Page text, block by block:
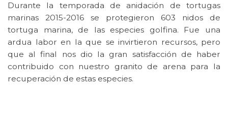
Durante la temporada de anidación de tortugas
marinas 2015-2016 se protegieron 603 nidos de
tortuga marina, de las especies golfina. Fue una
ardua labor en la que se invirtieron recursos, pero
que al final nos dio la gran satisfacción de haber
contribuido con nuestro granito de arena para la
recuperación de estas especies.